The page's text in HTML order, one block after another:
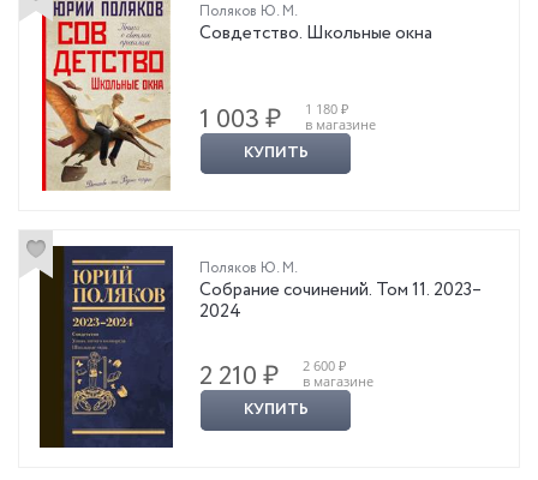
Поляков Ю. М.
Совдетство. Школьные окна
1 003 ₽
1 180 ₽
в магазине
КУПИТЬ
Поляков Ю. М.
Собрание сочинений. Том 11. 2023–
2024
2 210 ₽
2 600 ₽
в магазине
КУПИТЬ